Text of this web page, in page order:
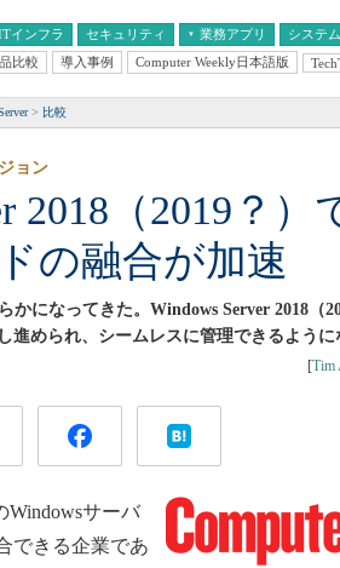
インフラ セキュリティ 業務アプリ
プライズAI
テム
システ
経営とIT 医療IT
比較 導入事例 Computer Weekly日本語版
比較
2018（2019？）
の融合が加速
ョン
かになってきた。Windows Server 2018（
進められ、シームレスに管理できるように
[Tim
サーバ
できる企業であ